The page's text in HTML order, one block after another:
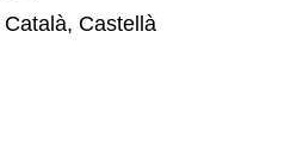
Català, Castellà